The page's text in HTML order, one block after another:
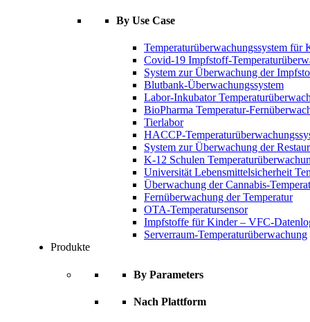
By Use Case
Temperaturüberwachungssystem für
Covid-19 Impfstoff-
System zur Überwachung der
Blutbank-Überwachungssystem
Labor-Inkubator
BioPharma Temperatur-
Tierlabor
HACCP-
System zur Überwachung der
K-12 Schulen
Universität Lebensmittelsicherheit
Überwachung der Cannabis-
Fernüberwachung der Temperatur
OTA-Temperatursensor
Impfstoffe für Kinder – VFC-
Serverraum-Temperaturüberwachung
Produkte
By Parameters
Nach Plattform